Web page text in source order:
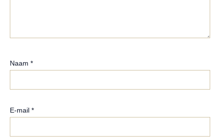
Naam *
E-mail *